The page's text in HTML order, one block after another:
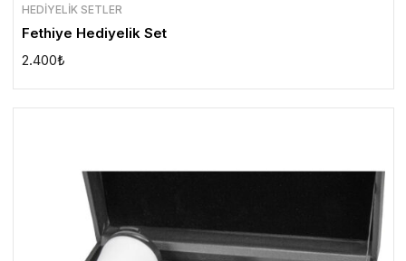
HEDIYELIK SETLER
Fethiye Hediyelik Set
2.400₺